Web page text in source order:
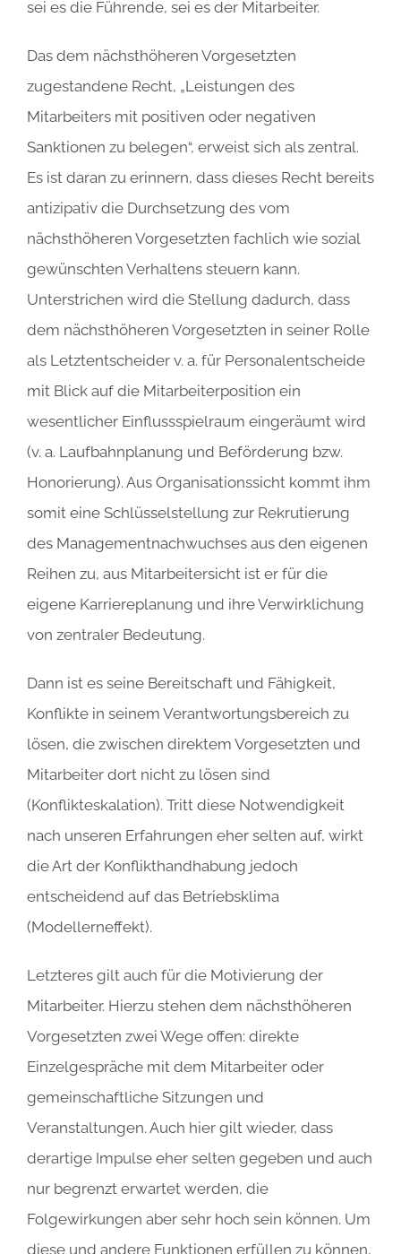
sei es die Führende, sei es der Mitarbeiter.
Das dem nächsthöheren Vorgesetzten
zugestandene Recht, „Leistungen des
Mitarbeiters mit positiven oder negativen
Sanktionen zu belegen“, erweist sich als zentral.
Es ist daran zu erinnern, dass dieses Recht bereits
antizipativ die Durchsetzung des vom
nächsthöheren Vorgesetzten fachlich wie sozial
gewünschten Verhaltens steuern kann.
Unterstrichen wird die Stellung dadurch, dass
dem nächsthöheren Vorgesetzten in seiner Rolle
als Letztentscheider v. a. für Personalentscheide
mit Blick auf die Mitarbeiterposition ein
wesentlicher Einflussspielraum eingeräumt wird
(v. a. Laufbahnplanung und Beförderung bzw.
Honorierung). Aus Organisationssicht kommt ihm
somit eine Schlüsselstellung zur Rekrutierung
des Managementnachwuchses aus den eigenen
Reihen zu, aus Mitarbeitersicht ist er für die
eigene Karriereplanung und ihre Verwirklichung
von zentraler Bedeutung.
Dann ist es seine Bereitschaft und Fähigkeit,
Konflikte in seinem Verantwortungsbereich zu
lösen, die zwischen direktem Vorgesetzten und
Mitarbeiter dort nicht zu lösen sind
(Konflikteskalation). Tritt diese Notwendigkeit
nach unseren Erfahrungen eher selten auf, wirkt
die Art der Konflikthandhabung jedoch
entscheidend auf das Betriebsklima
(Modellerneffekt).
Letzteres gilt auch für die Motivierung der
Mitarbeiter. Hierzu stehen dem nächsthöheren
Vorgesetzten zwei Wege offen: direkte
Einzelgespräche mit dem Mitarbeiter oder
gemeinschaftliche Sitzungen und
Veranstaltungen. Auch hier gilt wieder, dass
derartige Impulse eher selten gegeben und auch
nur begrenzt erwartet werden, die
Folgewirkungen aber sehr hoch sein können. Um
diese und andere Funktionen erfüllen zu können,